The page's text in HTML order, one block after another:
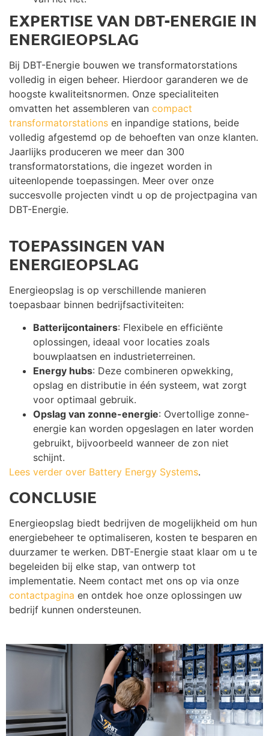
EXPERTISE VAN DBT-ENERGIE IN
ENERGIEOPSLAG
Bij DBT-Energie bouwen we transformatorstations
volledig in eigen beheer. Hierdoor garanderen we de
hoogste kwaliteitsnormen. Onze specialiteiten
omvatten het assembleren van compact
transformatorstations en inpandige stations, beide
volledig afgestemd op de behoeften van onze klanten.
Jaarlijks produceren we meer dan 300
transformatorstations, die ingezet worden in
uiteenlopende toepassingen. Meer over onze
succesvolle projecten vindt u op de projectpagina van
DBT-Energie.
TOEPASSINGEN VAN
ENERGIEOPSLAG
Energieopslag is op verschillende manieren
toepasbaar binnen bedrijfsactiviteiten:
Batterijcontainers: Flexibele en efficiënte
oplossingen, ideaal voor locaties zoals
bouwplaatsen en industrieterreinen.
Energy hubs: Deze combineren opwekking,
opslag en distributie in één systeem, wat zorgt
voor optimaal gebruik.
Opslag van zonne-energie: Overtollige zonne-
energie kan worden opgeslagen en later worden
gebruikt, bijvoorbeeld wanneer de zon niet
schijnt.
Lees verder over Battery Energy Systems.
CONCLUSIE
Energieopslag biedt bedrijven de mogelijkheid om hun
energiebeheer te optimaliseren, kosten te besparen en
duurzamer te werken. DBT-Energie staat klaar om u te
begeleiden bij elke stap, van ontwerp tot
implementatie. Neem contact met ons op via onze
contactpagina en ontdek hoe onze oplossingen uw
bedrijf kunnen ondersteunen.